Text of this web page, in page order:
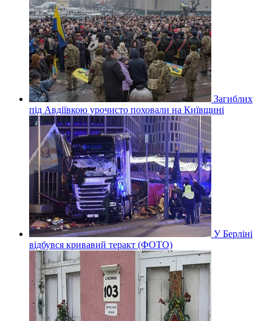
Загиблих
під Авдіївкою урочисто поховали на Київщині
У Берліні
відбувся кривавий теракт (ФОТО)